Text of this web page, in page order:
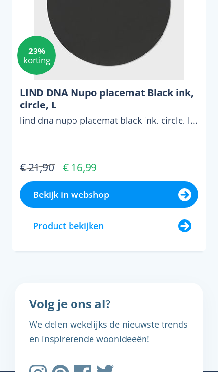
23%
korting
LIND DNA Nupo placemat Black ink,
circle, L
lind dna nupo placemat black ink, circle, l...
€ 21,90 € 16,99
Bekijk in webshop
Product bekijken
Volg je ons al?
We delen wekelijks de nieuwste trends
en inspirerende woonideeën!